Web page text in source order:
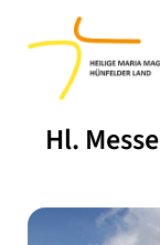
Hl. Messe